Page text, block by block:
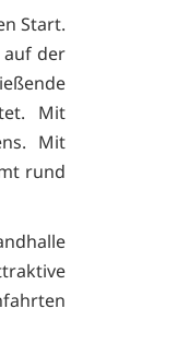
Start.
auf der
Mit
Mit
rund